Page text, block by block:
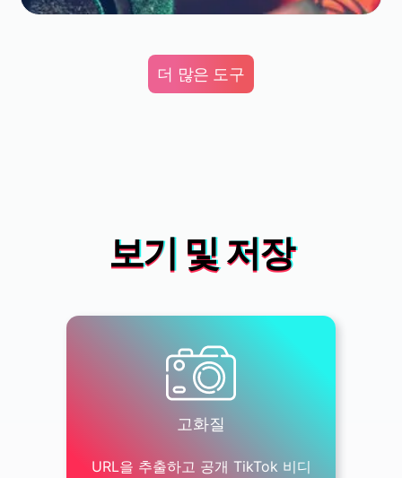
더 많은 도구
보기 및 저장
고화질
URL을 추출하고 공개 TikTok 비디